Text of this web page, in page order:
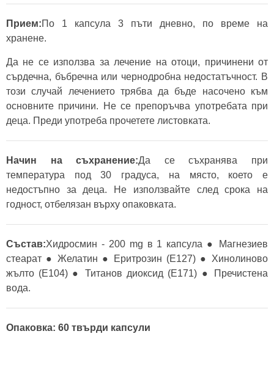
Прием:По 1 капсула 3 пъти дневно, по време на
хранене.
Да не се използва за лечение на отоци, причинени от
сърдечна, бъбречна или чернодробна недостатъчност. В
този случай лечението трябва да бъде насочено към
основните причини. Не се препоръчва употребата при
деца. Преди употреба прочетете листовката.
Начин на съхранение:Да се съхранява при
температура под 30 градуса, на място, което е
недостъпно за деца. Не използвайте след срока на
годност, отбелязан върху опаковката.
Състав:Хидросмин - 200 mg в 1 капсула ● Магнезиев
стеарат ● Желатин ● Еритрозин (Е127) ● Хинолиново
жълто (Е104) ● Титанов диоксид (Е171) ● Пречистена
вода.
Опаковка: 60 твърди капсули